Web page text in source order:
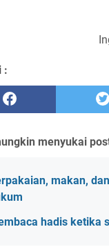
:
menyukai
makan,
hadis ketika